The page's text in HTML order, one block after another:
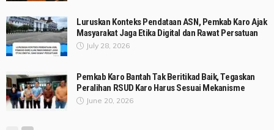
Luruskan Konteks Pendataan ASN, Pemkab Karo Ajak
Masyarakat Jaga Etika Digital dan Rawat Persatuan
July 28, 2026
Pemkab Karo Bantah Tak Beritikad Baik, Tegaskan
Peralihan RSUD Karo Harus Sesuai Mekanisme
June 20, 2026